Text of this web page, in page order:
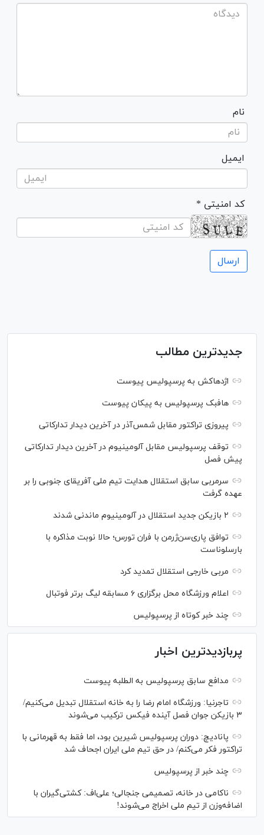
نام
ایمیل
* کد امنیتی
جدیدترین مطالب
اژدهاکش به پرسپولیس پیوست
هافبک پرسپولیس به پیکان پیوست
پیروزی تراکتور مقابل شمس‌آذر در آخرین دیدار تدارکاتی
توقف پرسپولیس مقابل آلومینیوم در آخرین دیدار تدارکاتی
پیش فصل
سرمربی سابق استقلال هدایت تیم ملی آفریقای جنوبی را بر
عهده گرفت
۲ بازیکن جدید استقلال در آلومینیوم ماندنی شدند
توافق پاری‌سن‌ژرمن با فران تورس؛ حالا نوبت مذاکره با
بارسلوناست
مربی خارجی استقلال تمدید کرد
اعلام ورزشگاه محل برگزاری ۶ مسابقه لیگ برتر فوتبال
چند خبر کوتاه از پرسپولیس
پربازدیدترین اخبار
مدافع سابق پرسپولیس به الطلبه پیوست
تاجرنیا: ورزشگاه امام رضا را به خانه استقلال تبدیل می‌کنیم/
۳ بازیکن جوان فصل آینده فیکس ترکیب می‌شوند
پانادیچ: دوران پرسپولیس شیرین بود، اما فقط به قهرمانی با
تراکتور فکر می‌کنم/ در حق تیم ملی ایران اجحاف شد
چند خبر از پرسپولیس
ناکامی در خانه، تصمیمی جنجالی؛ علی‌اف: کشتی‌گیران با
اضافه‌وزن از تیم ملی اخراج می‌شوند!